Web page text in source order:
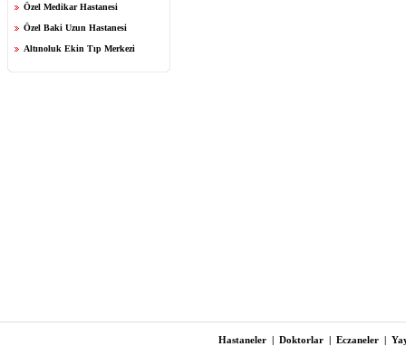
Özel Medikar Hastanesi
Özel Baki Uzun Hastanesi
Altınoluk Ekin Tıp Merkezi
Hastaneler | Doktorlar | Eczaneler |